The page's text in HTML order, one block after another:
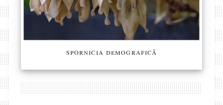
spornicia demografică